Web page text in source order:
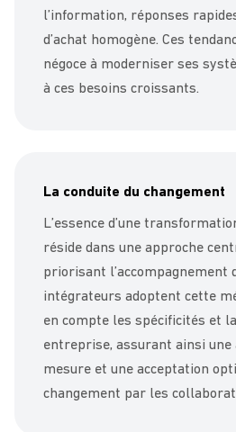
l’information, réponses
d’achat homogène. Ces
négoce à moderniser ses
à ces besoins croissants.
La conduite du changement
L’essence d’une
réside dans une approche
priorisant l’accompagnement
intégrateurs adoptent cette
en compte les spécificités et
entreprise, assurant ainsi une
mesure et une acceptation
changement par les